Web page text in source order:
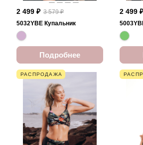
2 499 ₽ 3 579 ₽
5032YBE Купальник
Подробнее
2 499 ₽
РАСПРОДАЖА